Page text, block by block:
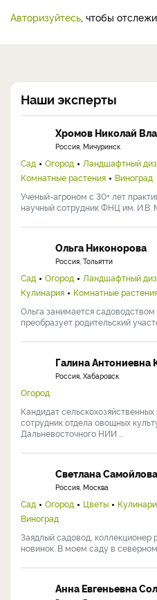
Авторизуйтесь , чтобы
Наши эксперты
Хромов Николай
Россия, Мичуринск
Сад Огород Ландшафтный
Комнатные растения
Виноград
Ученый-агроном с 30+ лет
научный сотрудник ФНЦ им. И.В.
Ольга Никонорова
Россия, Тольятти
Сад Огород Ландшафтный
Кулинария
Комнатные
Ольга занимается
преобразует родительский
Галина Антониевна
Россия, Хабаровск
Огород
Кандидат
сотрудник отдела овощных
Дальневосточного НИИ ...
Светлана Самойлова
Россия, Москва
Сад Огород Цветы
Виноград
Заядлый садовод, коллекционер
новинок. В моем саду в
Анна Евгеньевна